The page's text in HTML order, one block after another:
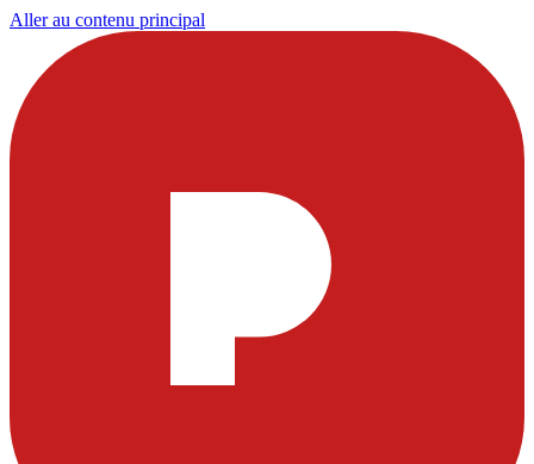
Aller au contenu principal